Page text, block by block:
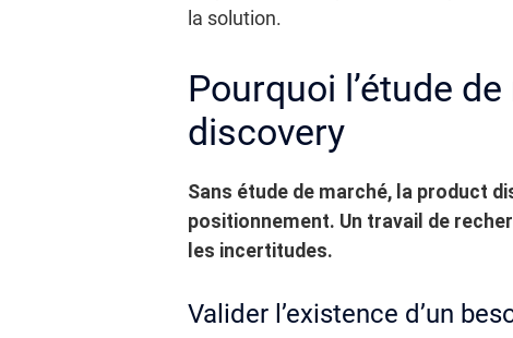
la solution.
Pourquoi l’étude
discovery
Sans étude de marché, la product
positionnement. Un travail de
les incertitudes.
Valider l’existence d’un